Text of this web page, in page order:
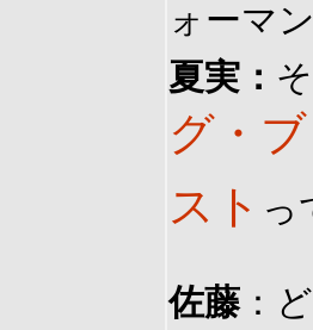
ォーマ
夏実：
グ・
スト っ
佐藤：